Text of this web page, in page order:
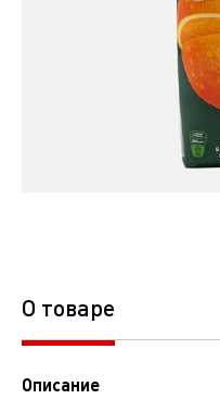
О товаре
Описание